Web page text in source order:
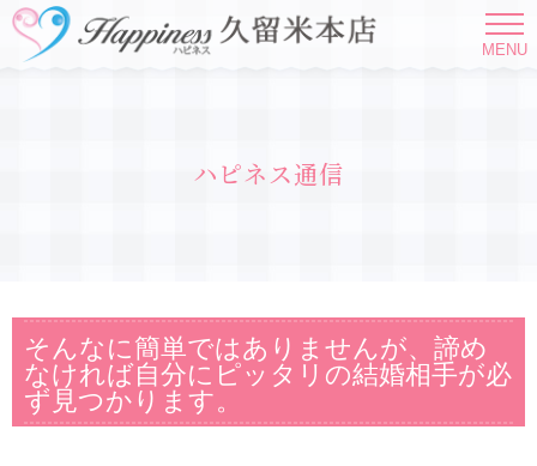
MENU
ハピネス通信
そんなに簡単ではありませんが、諦め
なければ自分にピッタリの結婚相手が必
ず見つかります。